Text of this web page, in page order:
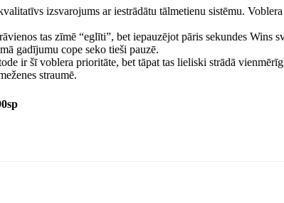
izsvarojums ar iestrādātu tālmetienu sistēmu.
tas zīmē “eglīti”, bet iepauzējot pāris sekundes Wins
gadījumu cope seko tieši pauzē.
ir šī voblera prioritāte, bet tāpat tas lieliski strādā
straumē.